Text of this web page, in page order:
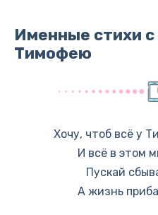
Именные стихи
Тимофею
Хочу, чтоб всё у
И всё в этом
Пускай
А жизнь